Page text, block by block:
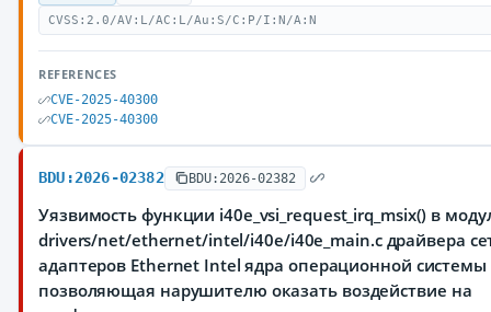
CVSS:2.0/AV:L/AC:L/Au:S/C:P/I:N/A:N
REFERENCES
CVE-2025-40300
CVE-2025-40300
BDU:2026-02382 BDU:2026-02382
Уязвимость функции i40e_vsi_request_irq_msix() в
drivers/net/ethernet/intel/i40e/i40e_main.c драйвера
адаптеров Ethernet Intel ядра операционной системы
позволяющая нарушителю оказать воздействие на